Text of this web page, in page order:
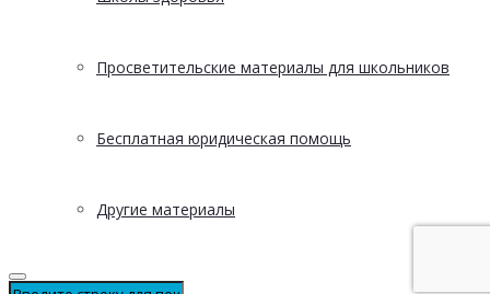
Просветительские материалы для школьников
Бесплатная юридическая помощь
Другие материалы